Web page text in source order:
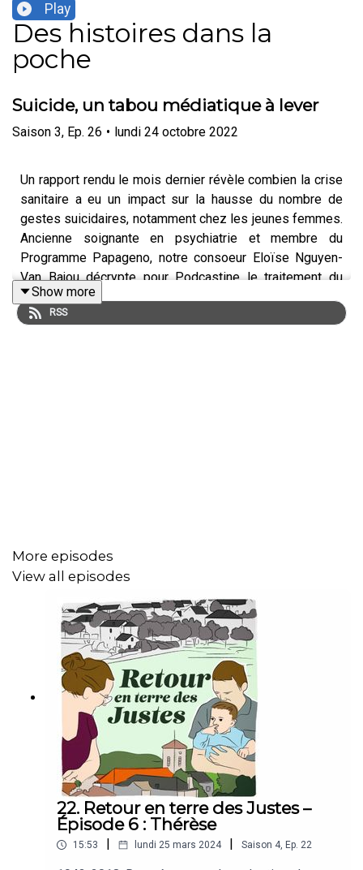
Play
Des histoires dans la
poche
Suicide, un tabou médiatique à lever
Saison 3, Ep. 26 • lundi 24 octobre 2022
Un rapport rendu le mois dernier révèle combien la crise
sanitaire a eu un impact sur la hausse du nombre de
gestes suicidaires, notamment chez les jeunes femmes.
Ancienne soignante en psychiatrie et membre du
Programme Papageno, notre consoeur Eloïse Nguyen-
Van Bajou décrypte pour Podcastine le traitement du
sujet dans les médias.
Show more
RSS
More episodes
View all episodes
22. Retour en terre des Justes –
Épisode 6 : Thérèse
15:53 lundi 25 mars 2024 Saison 4, Ep. 22